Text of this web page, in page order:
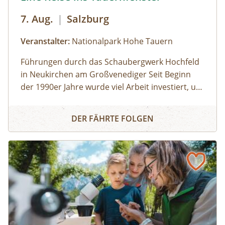
7. Aug. | Salzburg
Veranstalter: Nationalpark Hohe Tauern
Führungen durch das Schaubergwerk Hochfeld
in Neukirchen am Großvenediger Seit Beginn
der 1990er Jahre wurde viel Arbeit investiert, um
umzubauen. Die Attraktion unter Tage bietet
spannende Einblicke in die alpine Geologie und
Schaubergwerk, eine Rarität in den Hohen
Tauern, wird durch Führungen den
Besucherinnen und Besuchern zugänglich
gemacht und erklärt. So können beispielsweise
Deckungsbau des Tauernfensters und
Gesteinsaufschlüsse nachvollziehbar
Eine Reise ins Tauernfenster
DER FÄHRTE FOLGEN